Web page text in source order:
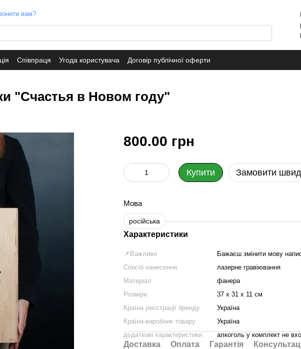
вам?
Співпраця Угода користувача Договір публічної оферти
"Счастья в Новом году"
800.00 грн
Купити Замовити
Мова
російська
Характеристики
📌Важливо
Бажаєш змінити мову
Спосіб нанесення
лазерне гравіювання
Матеріал
фанера
Розміри
37 x 31 x 11 см
Країна реєстрації бренду
Україна
Країна-виробник товару
Україна
додаткові характеристики
алкоголь у комплект не
Доставка Оплата Гарантія